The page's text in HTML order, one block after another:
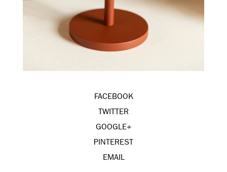
FACEBOOK
TWITTER
GOOGLE+
PINTEREST
EMAIL